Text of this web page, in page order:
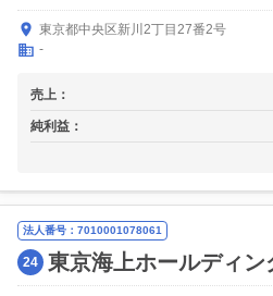
東京都中央区新川2丁目27番2号
-
売上：
純利益：
法人番号：7010001078061
24 東京海上ホールディン